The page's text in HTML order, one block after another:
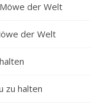
der Welt
der Welt
zu halten